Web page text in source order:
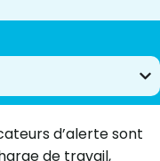
d’alerte sont
de travail,